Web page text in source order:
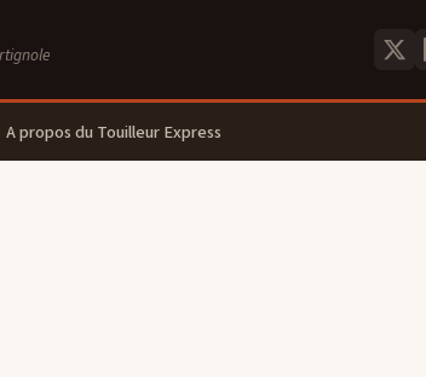
A propos du Touilleur Express